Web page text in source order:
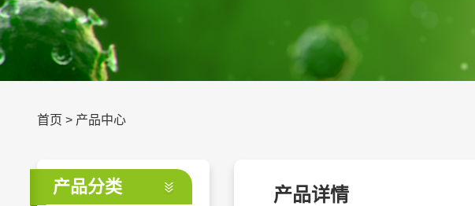
首页 > 产品中心
产品分类 产品详情